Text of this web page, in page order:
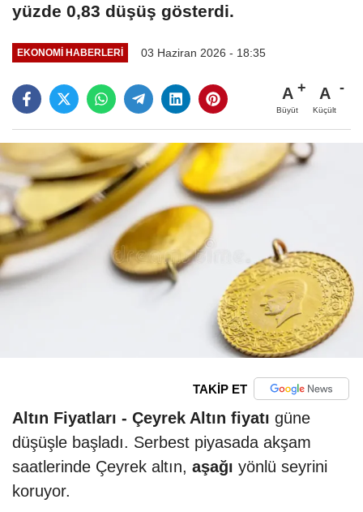
yüzde 0,83 düşüş gösterdi.
EKONOMI HABERLERI 03 Haziran 2026 - 18:35
A
Büyüt
A
Küçült
TAKİP ET
Altın Fiyatları - Çeyrek Altın fiyatı güne
düşüşle başladı. Serbest piyasada akşam
saatlerinde Çeyrek altın, aşağı yönlü seyrini
koruyor.